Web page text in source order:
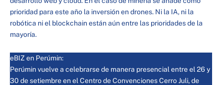
prioridad para este año la inversión en drones. Ni la IA, ni la
robótica ni el blockchain están aún entre las prioridades de la
mayoría.
eBIZ en Perúmin:
Perúmin vuelve a celebrarse de manera presencial entre el 26 y
30 de setiembre en el Centro de Convenciones Cerro Juli, de